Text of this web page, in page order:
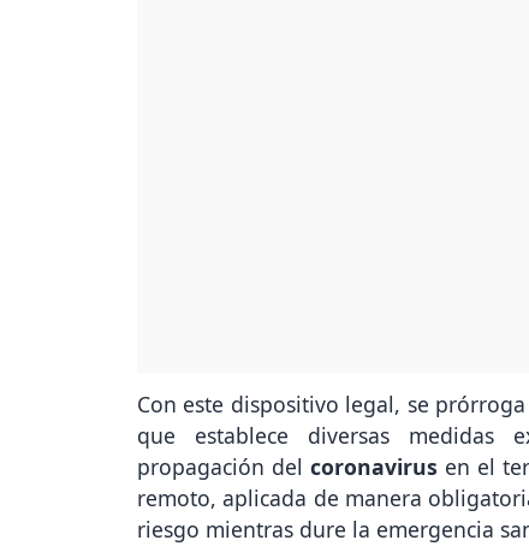
Con este dispositivo legal, se
que establece diversas medidas
propagación del coronavirus en el
remoto, aplicada de manera
riesgo mientras dure la emergencia